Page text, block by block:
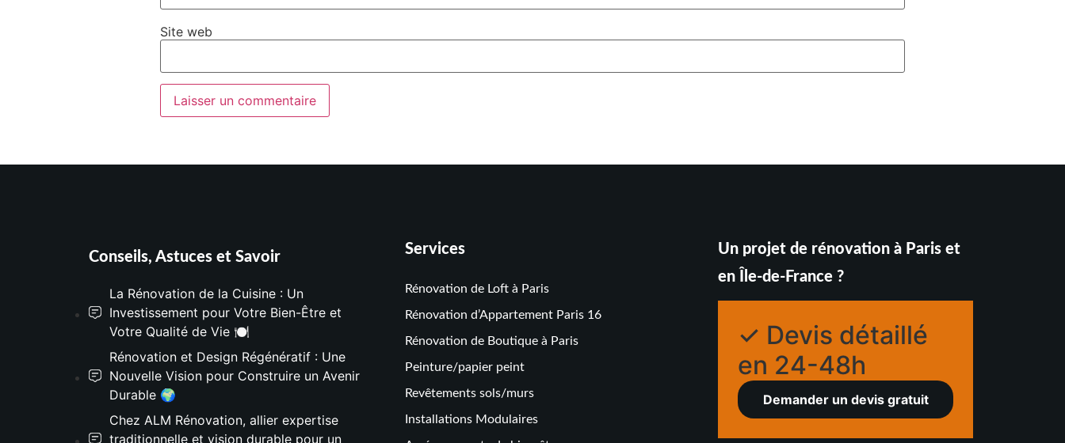
Site web
Conseils, Astuces et Savoir
La Rénovation de la Cuisine : Un
Investissement pour Votre Bien-Être et
Votre Qualité de Vie 🍽️
Rénovation et Design Régénératif : Une
Nouvelle Vision pour Construire un Avenir
Durable 🌍
Chez ALM Rénovation, allier expertise
traditionnelle et vision durable pour un
Services
Rénovation de Loft à Paris
Rénovation d’Appartement Paris 16
Rénovation de Boutique à Paris
Peinture/papier peint
Revêtements sols/murs
Installations Modulaires
Un projet de rénovation à Paris et
en Île-de-France ?
✓ Devis détaillé
en 24-48h
Demander un devis gratuit